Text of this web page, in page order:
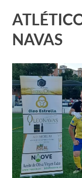
NAVAS